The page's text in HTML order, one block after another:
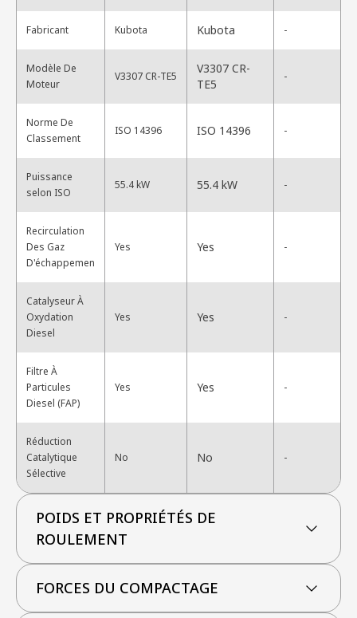
Fabricant Kubota Kubota -
Modèle De
Moteur
V3307 CR-TE5
V3307 CR-
TE5
-
Norme De
Classement
ISO 14396 ISO 14396 -
Puissance
selon ISO
55.4 kW 55.4 kW -
Recirculation
Des Gaz
D'échappemen
Yes Yes -
Catalyseur À
Oxydation
Diesel
Yes Yes -
Filtre À
Particules
Diesel (FAP)
Yes Yes -
Réduction
Catalytique
Sélective
No No -
POIDS ET PROPRIÉTÉS DE
ROULEMENT
FORCES DU COMPACTAGE